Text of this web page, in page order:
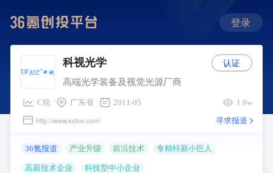
登录
科视光学
高端光学装备及视觉光源厂商
C轮 广东省 2011-05 1.6w
http://www.kstuv.com/ 寻求报道
36氪报道 产业升级 前沿技术 专精特新小巨人
高新技术企业 科技型中小企业
认证